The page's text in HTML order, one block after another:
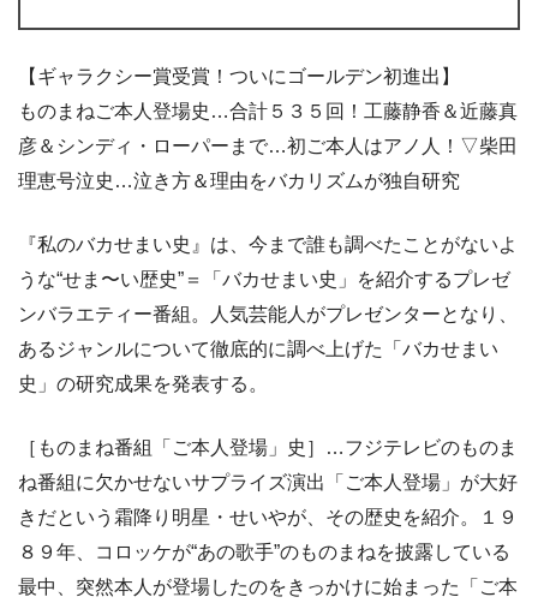
【ギャラクシー賞受賞！ついにゴールデン初進出】
ものまねご本人登場史…合計５３５回！工藤静香＆近藤真
彦＆シンディ・ローパーまで…初ご本人はアノ人！▽柴田
理恵号泣史…泣き方＆理由をバカリズムが独自研究
『私のバカせまい史』は、今まで誰も調べたことがないよ
うな“せま〜い歴史”＝「バカせまい史」を紹介するプレゼ
ンバラエティー番組。人気芸能人がプレゼンターとなり、
あるジャンルについて徹底的に調べ上げた「バカせまい
史」の研究成果を発表する。
［ものまね番組「ご本人登場」史］…フジテレビのものま
ね番組に欠かせないサプライズ演出「ご本人登場」が大好
きだという霜降り明星・せいやが、その歴史を紹介。１９
８９年、コロッケが“あの歌手”のものまねを披露している
最中、突然本人が登場したのをきっかけに始まった「ご本